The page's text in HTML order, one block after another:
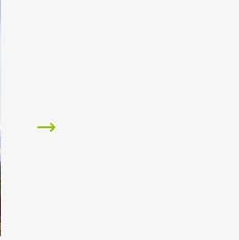
интернету. Работу выполнили